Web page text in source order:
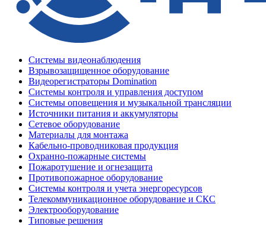
Системы видеонаблюдения
Взрывозащищенное оборудование
Видеорегистраторы Domination
Системы контроля и управления доступом
Системы оповещения и музыкальной трансляции
Источники питания и аккумуляторы
Сетевое оборудование
Материалы для монтажа
Кабельно-проводниковая продукция
Охранно-пожарные системы
Пожаротушение и огнезащита
Противопожарное оборудование
Системы контроля и учета энергоресурсов
Телекоммуникационное оборудование и СКС
Электрооборудование
Типовые решения